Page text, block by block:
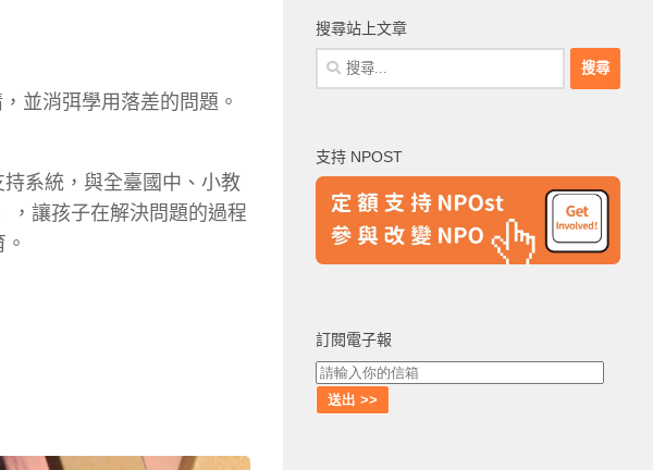
並消弭學用落差的問題。
系統，與全臺國中、小教
讓孩子在解決問題的過程
搜尋站上文章
搜
尋
字:
支持 NPOST
訂閱電子報